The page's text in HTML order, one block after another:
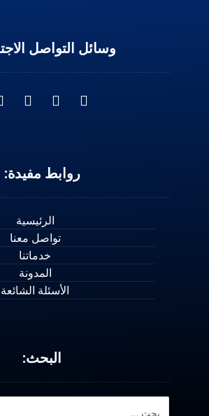
وسائل التواصل
روابط مفيدة:
الرئيسية
تواصل معنا
خدماتنا
المدونة
الأسئلة الشائعة
البحث: